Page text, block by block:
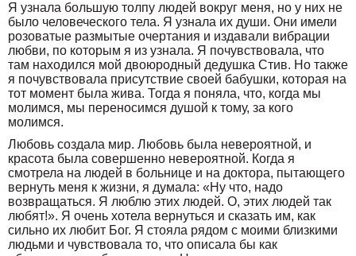
Я узнала большую толпу людей вокруг меня, но у них не
было человеческого тела. Я узнала их души. Они имели
розоватые размытые очертания и издавали вибрации
любви, по которым я из узнала. Я почувствовала, что
там находился мой двоюродный дедушка Стив. Но также
я почувствовала присутствие своей бабушки, которая на
тот момент была жива. Тогда я поняла, что, когда мы
молимся, мы переносимся душой к тому, за кого
молимся.
Любовь создала мир. Любовь была невероятной, и
красота была совершенно невероятной. Когда я
смотрела на людей в больнице и на доктора, пытающего
вернуть меня к жизни, я думала: «Ну что, надо
возвращаться. Я люблю этих людей. О, этих людей так
любят!». Я очень хотела вернуться и сказать им, как
сильно их любит Бог. Я стояла рядом с моими близкими
людьми и чувствовала то, что описала бы как